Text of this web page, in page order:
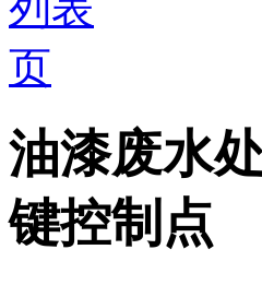
油漆废水
键控制点